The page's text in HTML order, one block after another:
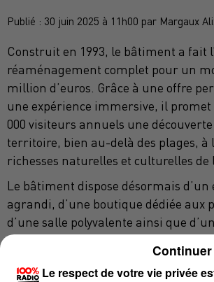
Publié : 30 juin 2025 à 11h00 par Margaux
Construit en 1993, le bâtiment a fait
réaménagement complet pour un
million d’euros. Grâce à une offre
une expérience immersive, il promet
000 visiteurs annuels une
territoire, bien au-delà des plages, à
richesses naturelles et culturelles de
Le bâtiment dispose désormais d’un
agrandi, d’une boutique dédiée aux
d’une salle polyvalente ainsi que
immersive.
Le respect de votre vie privée